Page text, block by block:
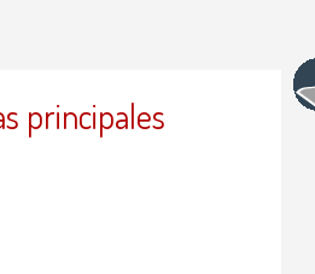
principales